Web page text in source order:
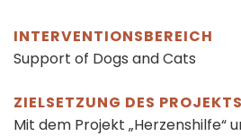
INTERVENTIONSBEREICH
Support of Dogs and Cats
ZIELSETZUNG DES PROJEKTS
Mit dem Projekt „Herzenshilfe“